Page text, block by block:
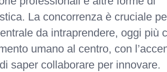
La concorrenza è cruciale
da intraprendere, oggi più
umano al centro, con
saper collaborare per innovare.